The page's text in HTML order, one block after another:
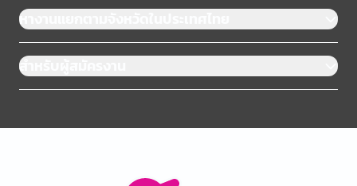
หางานแยกตามจังหวัดในประเทศไทย
สำหรับผู้สมัครงาน